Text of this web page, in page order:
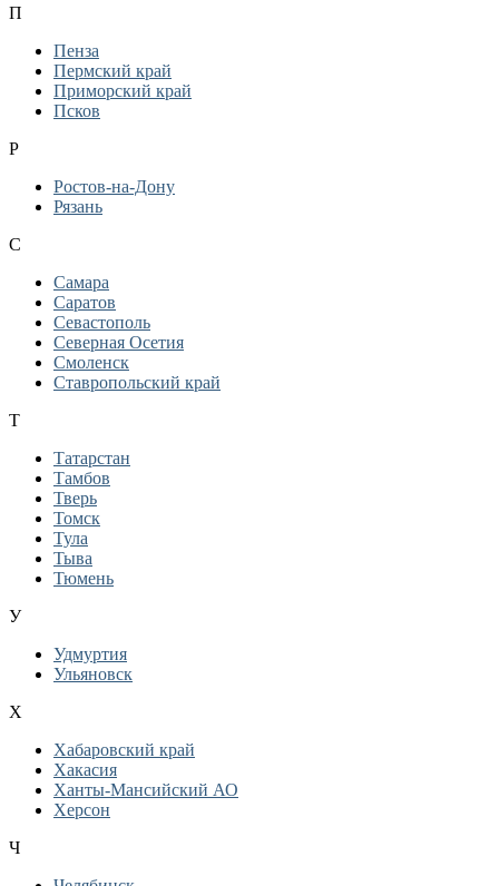
П
Пенза
Пермский край
Приморский край
Псков
Р
Ростов-на-Дону
Рязань
С
Самара
Саратов
Севастополь
Северная Осетия
Смоленск
Ставропольский край
Т
Татарстан
Тамбов
Тверь
Томск
Тула
Тыва
Тюмень
У
Удмуртия
Ульяновск
Х
Хабаровский край
Хакасия
Ханты-Мансийский АО
Херсон
Ч